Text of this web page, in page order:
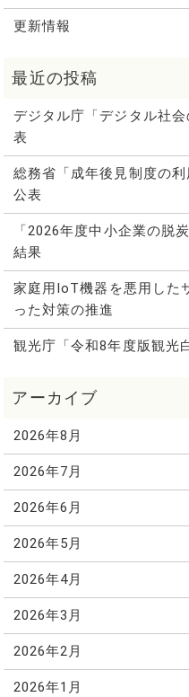
更新情報
デジタル庁「デジタル社
表
総務省「成年後見制度の
公表
「2026年度中小企業の脱
結果
家庭用IoT機器を悪用した
った対策の推進
観光庁「令和8年度版観光
2026年8月
2026年7月
2026年6月
2026年5月
2026年4月
2026年3月
2026年2月
2026年1月